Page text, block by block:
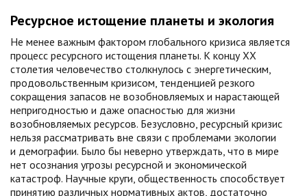
Ресурсное истощение планеты и экология
Не менее важным фактором глобального кризиса является
процесс ресурсного истощения планеты. К концу XX
столетия человечество столкнулось с энергетическим,
продовольственным кризисом, тенденцией резкого
сокращения запасов не возобновляемых и нарастающей
непригодностью и даже опасностью для жизни
возобновляемых ресурсов. Безусловно, ресурсный кризис
нельзя рассматривать вне связи с проблемами экологии
и демографии. Было бы неверно утверждать, что в мире
нет осознания угрозы ресурсной и экономической
катастроф. Научные круги, общественность способствует
принятию различных нормативных актов, достаточно